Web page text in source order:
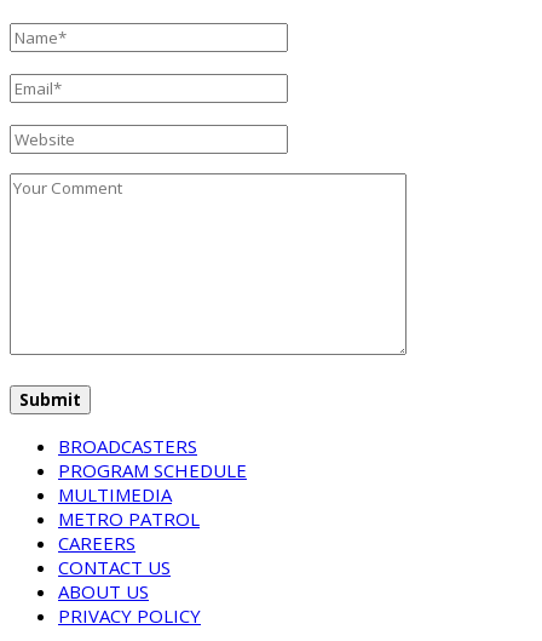
BROADCASTERS
PROGRAM SCHEDULE
MULTIMEDIA
METRO PATROL
CAREERS
CONTACT US
ABOUT US
PRIVACY POLICY